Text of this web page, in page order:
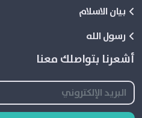
بيان الاسلام
رسول الله
أشعرنا بتواصلك معنا